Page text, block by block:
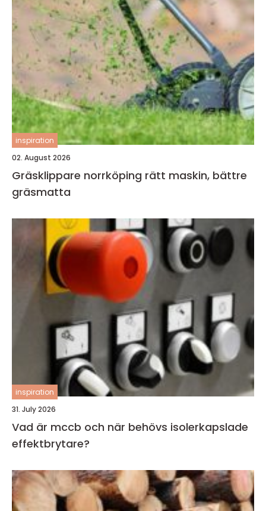
inspiration
02. August 2026
Gräsklippare norrköping rätt maskin, bättre
gräsmatta
inspiration
31. July 2026
Vad är mccb och när behövs isolerkapslade
effektbrytare?